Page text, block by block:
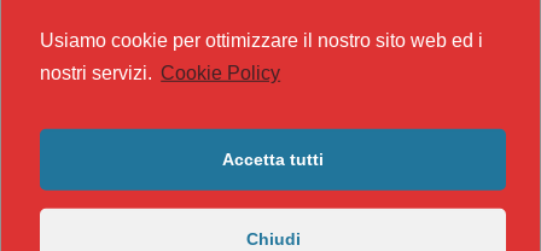
Usiamo cookie per ottimizzare il nostro sito web ed i
nostri servizi. Cookie Policy
Accetta tutti
Chiudi